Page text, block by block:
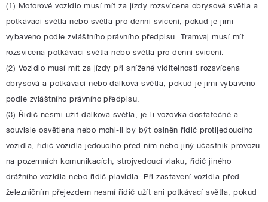
(1) Motorové vozidlo musí mít za jízdy rozsvícena obrysová světla a
potkávací světla nebo světla pro denní svícení, pokud je jimi
vybaveno podle zvláštního právního předpisu. Tramvaj musí mít
rozsvícena potkávací světla nebo světla pro denní svícení.
(2) Vozidlo musí mít za jízdy při snížené viditelnosti rozsvícena
obrysová a potkávací nebo dálková světla, pokud je jimi vybaveno
podle zvláštního právního předpisu.
(3) Řidič nesmí užít dálková světla, je-li vozovka dostatečně a
souvisle osvětlena nebo mohl-li by být oslněn řidič protijedoucího
vozidla, řidič vozidla jedoucího před ním nebo jiný účastník provozu
na pozemních komunikacích, strojvedoucí vlaku, řidič jiného
drážního vozidla nebo řidič plavidla. Při zastavení vozidla před
železničním přejezdem nesmí řidič užít ani potkávací světla, pokud